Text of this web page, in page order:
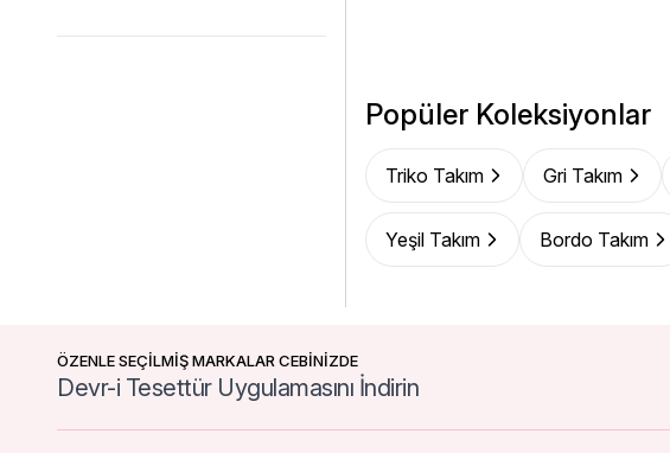
Popüler Koleksiyonlar
Triko Takım Gri Takım
Yeşil Takım Bordo Takım
ÖZENLE SEÇİLMİŞ MARKALAR CEBİNİZDE
Devr-i Tesettür Uygulamasını İndirin